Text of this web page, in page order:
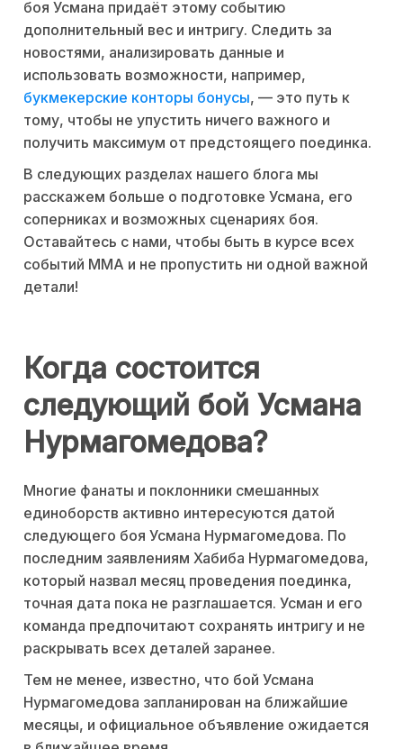
боя Усмана придаёт этому событию
дополнительный вес и интригу. Следить за
новостями, анализировать данные и
использовать возможности, например,
букмекерские конторы бонусы, — это путь к
тому, чтобы не упустить ничего важного и
получить максимум от предстоящего поединка.
В следующих разделах нашего блога мы
расскажем больше о подготовке Усмана, его
соперниках и возможных сценариях боя.
Оставайтесь с нами, чтобы быть в курсе всех
событий MMA и не пропустить ни одной важной
детали!
Когда состоится
следующий бой Усмана
Нурмагомедова?
Многие фанаты и поклонники смешанных
единоборств активно интересуются датой
следующего боя Усмана Нурмагомедова. По
последним заявлениям Хабиба Нурмагомедова,
который назвал месяц проведения поединка,
точная дата пока не разглашается. Усман и его
команда предпочитают сохранять интригу и не
раскрывать всех деталей заранее.
Тем не менее, известно, что бой Усмана
Нурмагомедова запланирован на ближайшие
месяцы, и официальное объявление ожидается